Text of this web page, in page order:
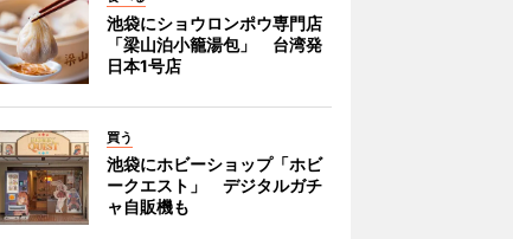
池袋にショウロンポウ専門店
「梁山泊小籠湯包」 台湾発
日本1号店
買う
池袋にホビーショップ「ホビ
ークエスト」 デジタルガチ
ャ自販機も